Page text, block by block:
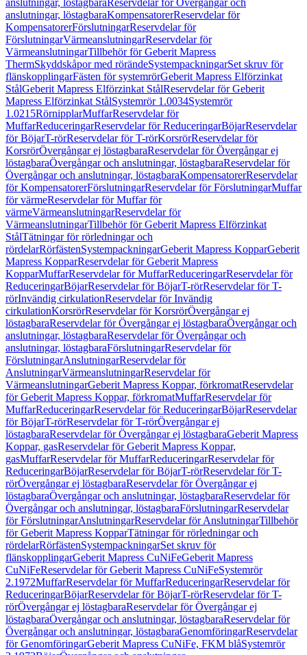
anslutningar, löstagbaraReservdelar för Övergångar och
anslutningar, löstagbaraKompensatorerReservdelar för
KompensatorerFörslutningarReservdelar för
FörslutningarVärmeanslutningarReservdelar för
VärmeanslutningarTillbehör för Geberit Mapress
ThermSkyddskåpor med rörändeSystempackningarSet skruv för
flänskopplingarFästen för systemrörGeberit Mapress Elförzinkat
StålGeberit Mapress Elförzinkat StålReservdelar för Geberit
Mapress Elförzinkat StålSystemrör 1.0034Systemrör
1.0215RörnipplarMuffarReservdelar för
MuffarReduceringarReservdelar för ReduceringarBöjarReservdelar
för BöjarT-rörReservdelar för T-rörKorsrörReservdelar för
KorsrörÖvergångar ej löstagbaraReservdelar för Övergångar ej
löstagbaraÖvergångar och anslutningar, löstagbaraReservdelar för
Övergångar och anslutningar, löstagbaraKompensatorerReservdelar
för KompensatorerFörslutningarReservdelar för FörslutningarMuffar
för värmeReservdelar för Muffar för
värmeVärmeanslutningarReservdelar för
VärmeanslutningarTillbehör för Geberit Mapress Elförzinkat
StålTätningar för rörledningar och
rördelarRörfästenSystempackningarGeberit Mapress KopparGeberit
Mapress KopparReservdelar för Geberit Mapress
KopparMuffarReservdelar för MuffarReduceringarReservdelar för
ReduceringarBöjarReservdelar för BöjarT-rörReservdelar för T-
rörInvändig cirkulationReservdelar för Invändig
cirkulationKorsrörReservdelar för KorsrörÖvergångar ej
löstagbaraReservdelar för Övergångar ej löstagbaraÖvergångar och
anslutningar, löstagbaraReservdelar för Övergångar och
anslutningar, löstagbaraFörslutningarReservdelar för
FörslutningarAnslutningarReservdelar för
AnslutningarVärmeanslutningarReservdelar för
VärmeanslutningarGeberit Mapress Koppar, förkromatReservdelar
för Geberit Mapress Koppar, förkromatMuffarReservdelar för
MuffarReduceringarReservdelar för ReduceringarBöjarReservdelar
för BöjarT-rörReservdelar för T-rörÖvergångar ej
löstagbaraReservdelar för Övergångar ej löstagbaraGeberit Mapress
Koppar, gasReservdelar för Geberit Mapress Koppar,
gasMuffarReservdelar för MuffarReduceringarReservdelar för
ReduceringarBöjarReservdelar för BöjarT-rörReservdelar för T-
rörÖvergångar ej löstagbaraReservdelar för Övergångar ej
löstagbaraÖvergångar och anslutningar, löstagbaraReservdelar för
Övergångar och anslutningar, löstagbaraFörslutningarReservdelar
för FörslutningarAnslutningarReservdelar för AnslutningarTillbehör
för Geberit Mapress KopparTätningar för rörledningar och
rördelarRörfästenSystempackningarSet skruv för
flänskopplingarGeberit Mapress CuNiFeGeberit Mapress
CuNiFeReservdelar för Geberit Mapress CuNiFeSystemrör
2.1972MuffarReservdelar för MuffarReduceringarReservdelar för
ReduceringarBöjarReservdelar för BöjarT-rörReservdelar för T-
rörÖvergångar ej löstagbaraReservdelar för Övergångar ej
löstagbaraÖvergångar och anslutningar, löstagbaraReservdelar för
Övergångar och anslutningar, löstagbaraGenomföringarReservdelar
för GenomföringarGeberit Mapress CuNiFe, FKM blåSystemrör